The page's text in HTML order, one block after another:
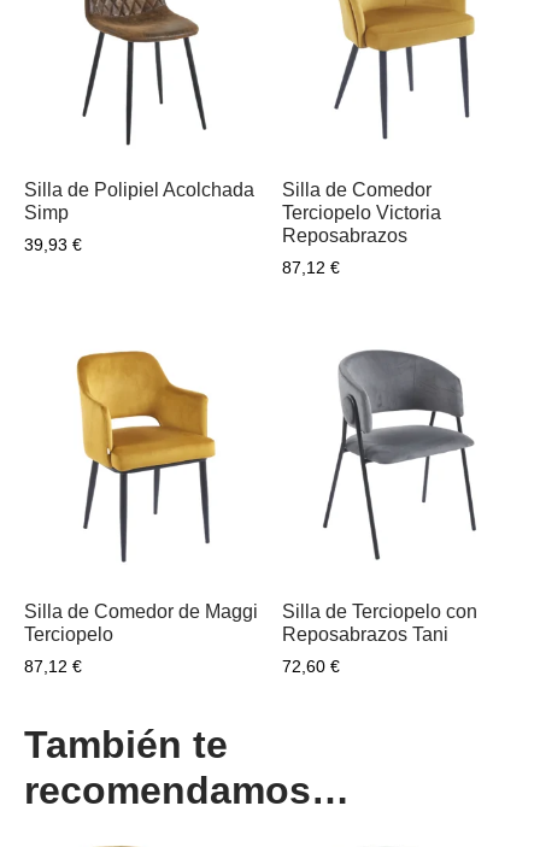
Silla de Polipiel Acolchada
Simp
39,93 €
Silla de Comedor
Terciopelo Victoria
Reposabrazos
87,12 €
Silla de Comedor de Maggi
Terciopelo
87,12 €
Silla de Terciopelo con
Reposabrazos Tani
72,60 €
También te
recomendamos…